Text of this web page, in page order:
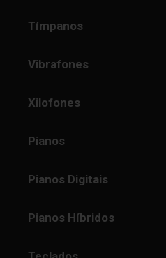
Tímpanos
Vibrafones
Xilofones
Pianos
Pianos Digitais
Pianos Híbridos